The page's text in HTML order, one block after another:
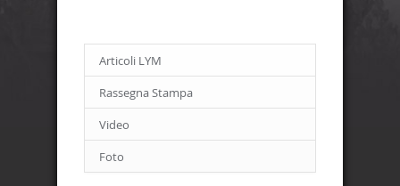
Articoli LYM
Rassegna Stampa
Video
Foto